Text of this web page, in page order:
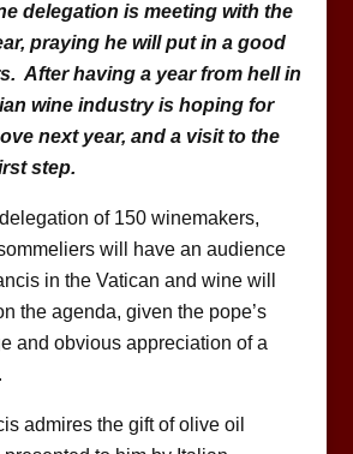
delegation is meeting with the
praying he will put in a good
After having a year from hell in
wine industry is hoping for
next year, and a visit to the
step.
of 150 winemakers,
will have an audience
in the Vatican and wine will
the agenda, given the pope’s
and obvious appreciation of a